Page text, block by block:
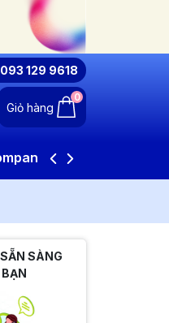
093 129 9618
Giỏ hàng
0
Profile
SÀNG